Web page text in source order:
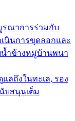
รณาการร่วมกับ
นินการขุดลอกและ
น้ำข้างหมู่บ้านพนา
ลถึงในทะเล, รอง
บสนุนเต็ม